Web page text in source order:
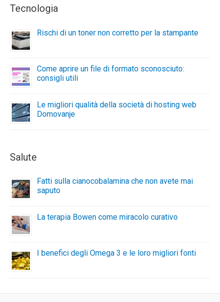
Tecnologia
Rischi di un toner non corretto per la stampante
Come aprire un file di formato sconosciuto:
consigli utili
Le migliori qualità della società di hosting web
Domovanje
Salute
Fatti sulla cianocobalamina che non avete mai
saputo
La terapia Bowen come miracolo curativo
I benefici degli Omega 3 e le loro migliori fonti